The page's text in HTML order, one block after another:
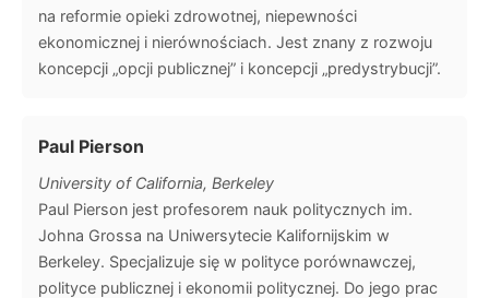
na reformie opieki zdrowotnej, niepewności
ekonomicznej i nierównościach. Jest znany z rozwoju
koncepcji „opcji publicznej” i koncepcji „predystrybucji”.
Paul Pierson
University of California, Berkeley
Paul Pierson jest profesorem nauk politycznych im.
Johna Grossa na Uniwersytecie Kalifornijskim w
Berkeley. Specjalizuje się w polityce porównawczej,
polityce publicznej i ekonomii politycznej. Do jego prac